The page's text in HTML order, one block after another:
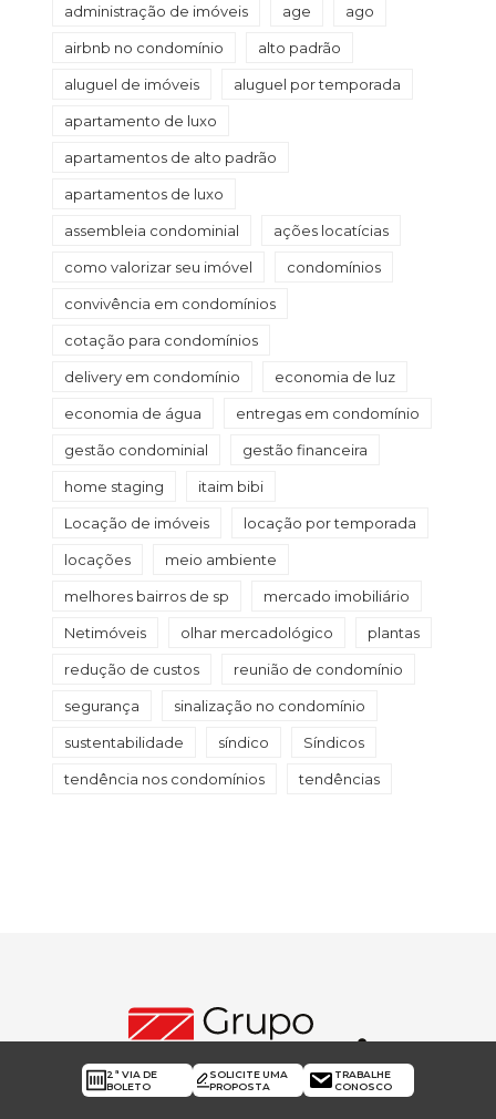
administração de imóveis age ago
airbnb no condomínio alto padrão
aluguel de imóveis aluguel por temporada
apartamento de luxo
apartamentos de alto padrão
apartamentos de luxo
assembleia condominial ações locatícias
como valorizar seu imóvel condomínios
convivência em condomínios
cotação para condomínios
delivery em condomínio economia de luz
economia de água entregas em condomínio
gestão condominial gestão financeira
home staging itaim bibi
Locação de imóveis locação por temporada
locações meio ambiente
melhores bairros de sp mercado imobiliário
Netimóveis olhar mercadológico plantas
redução de custos reunião de condomínio
segurança sinalização no condomínio
sustentabilidade síndico Síndicos
tendência nos condomínios tendências
2ª VIA DE
BOLETO
SOLICITE UMA
PROPOSTA
TRABALHE
CONOSCO